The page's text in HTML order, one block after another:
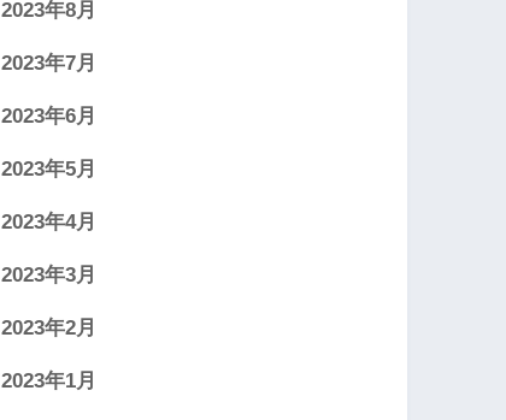
2023年8月
2023年7月
2023年6月
2023年5月
2023年4月
2023年3月
2023年2月
2023年1月